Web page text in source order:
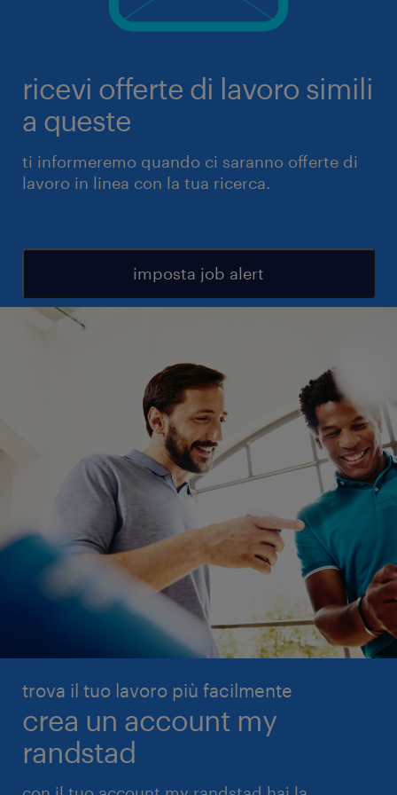
ricevi offerte di lavoro simili
a queste
ti informeremo quando ci saranno offerte di
lavoro in linea con la tua ricerca.
imposta job alert
trova il tuo lavoro più facilmente
crea un account my
randstad